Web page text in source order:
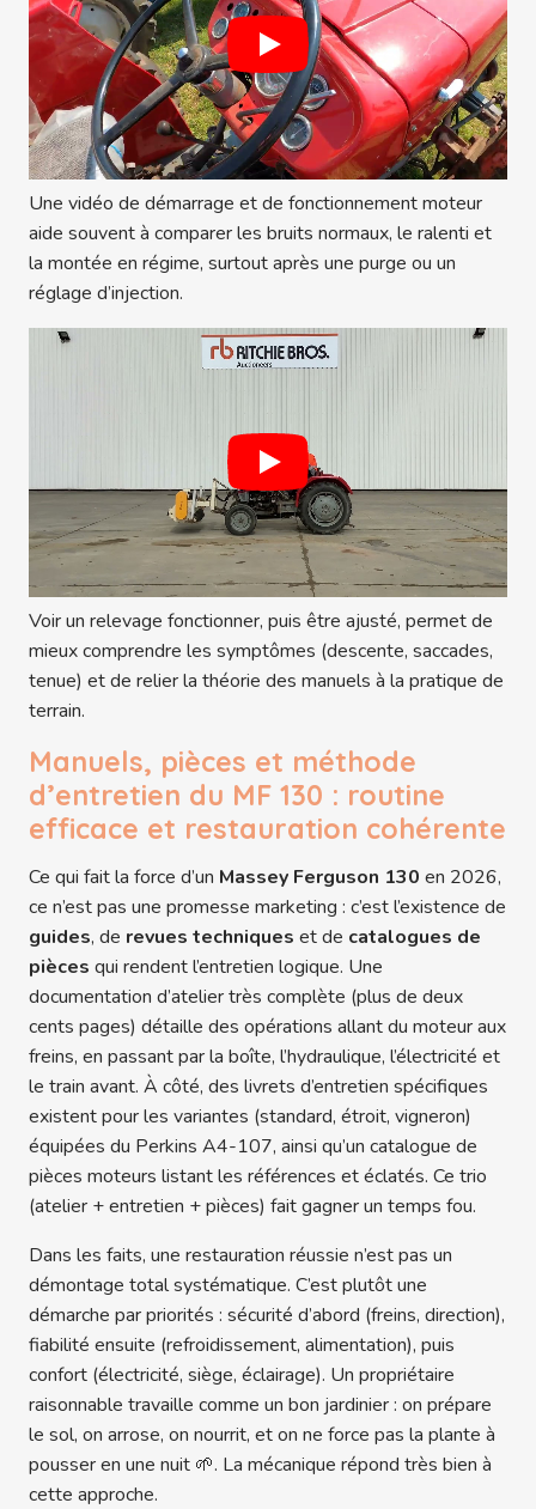
Une vidéo de démarrage et de fonctionnement moteur
aide souvent à comparer les bruits normaux, le ralenti et
la montée en régime, surtout après une purge ou un
réglage d’injection.
Voir un relevage fonctionner, puis être ajusté, permet de
mieux comprendre les symptômes (descente, saccades,
tenue) et de relier la théorie des manuels à la pratique de
terrain.
Manuels, pièces et méthode
d’entretien du MF 130 : routine
efficace et restauration cohérente
Ce qui fait la force d’un Massey Ferguson 130 en 2026,
ce n’est pas une promesse marketing : c’est l’existence de
guides, de revues techniques et de catalogues de
pièces qui rendent l’entretien logique. Une
documentation d’atelier très complète (plus de deux
cents pages) détaille des opérations allant du moteur aux
freins, en passant par la boîte, l’hydraulique, l’électricité et
le train avant. À côté, des livrets d’entretien spécifiques
existent pour les variantes (standard, étroit, vigneron)
équipées du Perkins A4-107, ainsi qu’un catalogue de
pièces moteurs listant les références et éclatés. Ce trio
(atelier + entretien + pièces) fait gagner un temps fou.
Dans les faits, une restauration réussie n’est pas un
démontage total systématique. C’est plutôt une
démarche par priorités : sécurité d’abord (freins, direction),
fiabilité ensuite (refroidissement, alimentation), puis
confort (électricité, siège, éclairage). Un propriétaire
raisonnable travaille comme un bon jardinier : on prépare
le sol, on arrose, on nourrit, et on ne force pas la plante à
pousser en une nuit 🌱. La mécanique répond très bien à
cette approche.